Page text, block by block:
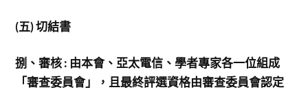
(五) 切結書
捌、審核 : 由本會、亞太電信、學者專家各一位組成
「審查委員會」，且最終評選資格由審查委員會認定